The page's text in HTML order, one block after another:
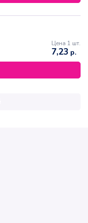
Цена 1 шт.
7,23 р.